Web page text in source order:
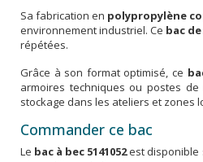
Sa fabrication en polypropylène
environnement industriel. Ce bac
répétées.
Grâce à son format optimisé, ce
armoires techniques ou postes de
stockage dans les ateliers et zones
Commander ce bac
Le bac à bec 5141052est disponible